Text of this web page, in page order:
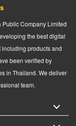
Company Limited
the best digital
products and
been verified by
in Thailand. We deliver
team.